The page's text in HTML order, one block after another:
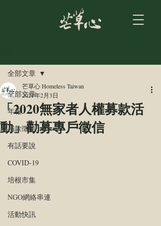
全部文章
年報
捐款徵信
有話要說
COVID-19
培根市集
NGO網絡串連
活動快訊
全部文章
「2020無家者人權募款活
動」勸募專戶徵信
芒草心 Homeless Taiwan
2021年2月3日